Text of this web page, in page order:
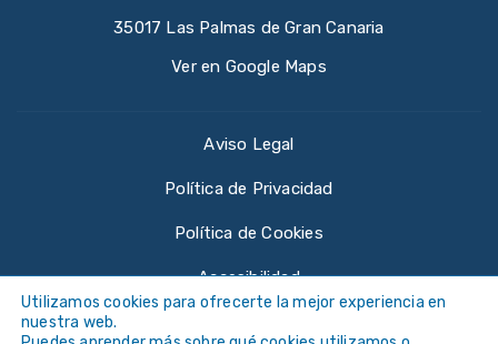
35017 Las Palmas de Gran Canaria
Ver en Google Maps
Aviso Legal
Política de Privacidad
Política de Cookies
Accesibilidad
Utilizamos cookies para ofrecerte la mejor experiencia en
nuestra web.